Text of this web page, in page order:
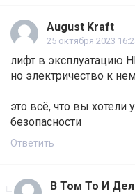
August Kraft
25 октября 2023
лифт в эксплуатацию
но электричество к
это всё, что вы хотели
безопасности
Ответить
В Том То И